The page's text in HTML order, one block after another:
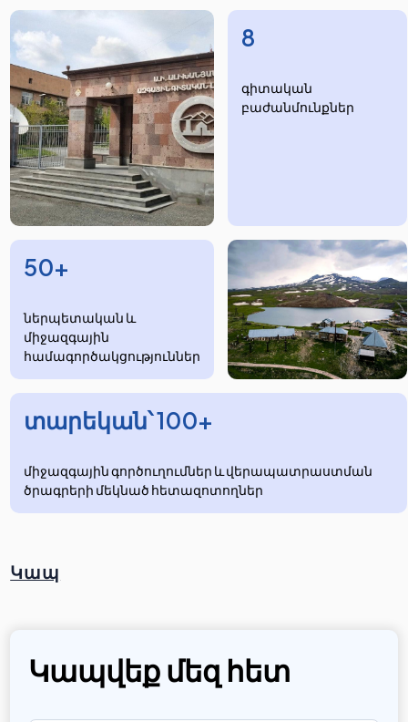
8
​​​գիտական
բաժանմունքներ
50+
ներպետական և
միջազգային
համագործակցություններ
տարեկան՝ 100+
միջազգային գործուղումներ և վերապատրաստման
ծրագրերի մեկնած հետազոտողներ
Կապ
Կապվեք մեզ հետ